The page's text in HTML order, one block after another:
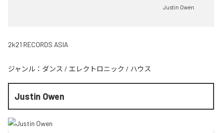
Justin Owen
2k21 RECORDS ASIA
ジャンル： ダンス / エレクトロニック / ハウス
Justin Owen